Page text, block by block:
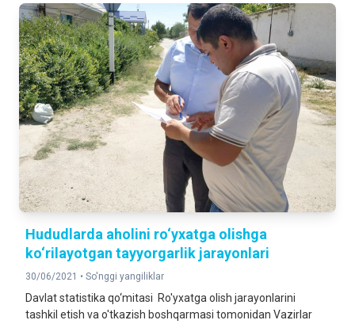
Hududlarda aholini ro‘yxatga olishga
ko‘rilayotgan tayyorgarlik jarayonlari
30/06/2021 • So'nggi yangiliklar
Davlat statistika qo‘mitasi Ro'yxatga olish jarayonlarini
tashkil etish va o'tkazish boshqarmasi tomonidan Vazirlar